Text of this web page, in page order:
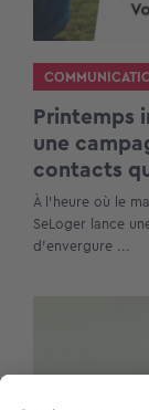
Printemps
une
contacts
À l’heure où le
SeLoger lance
d’envergure ...